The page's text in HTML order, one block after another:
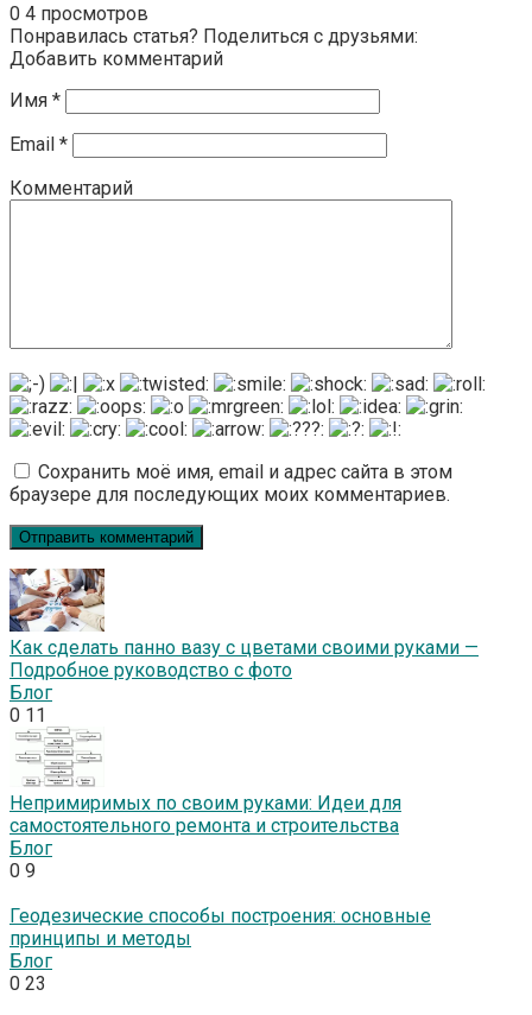
0 4 просмотров
Понравилась статья? Поделиться с друзьями:
Добавить комментарий
Имя *
Email *
Комментарий
Сохранить моё имя, email и адрес сайта в этом
браузере для последующих моих комментариев.
Как сделать панно вазу с цветами своими руками —
Подробное руководство с фото
Блог
0 11
Непримиримых по своим руками: Идеи для
самостоятельного ремонта и строительства
Блог
0 9
Геодезические способы построения: основные
принципы и методы
Блог
0 23